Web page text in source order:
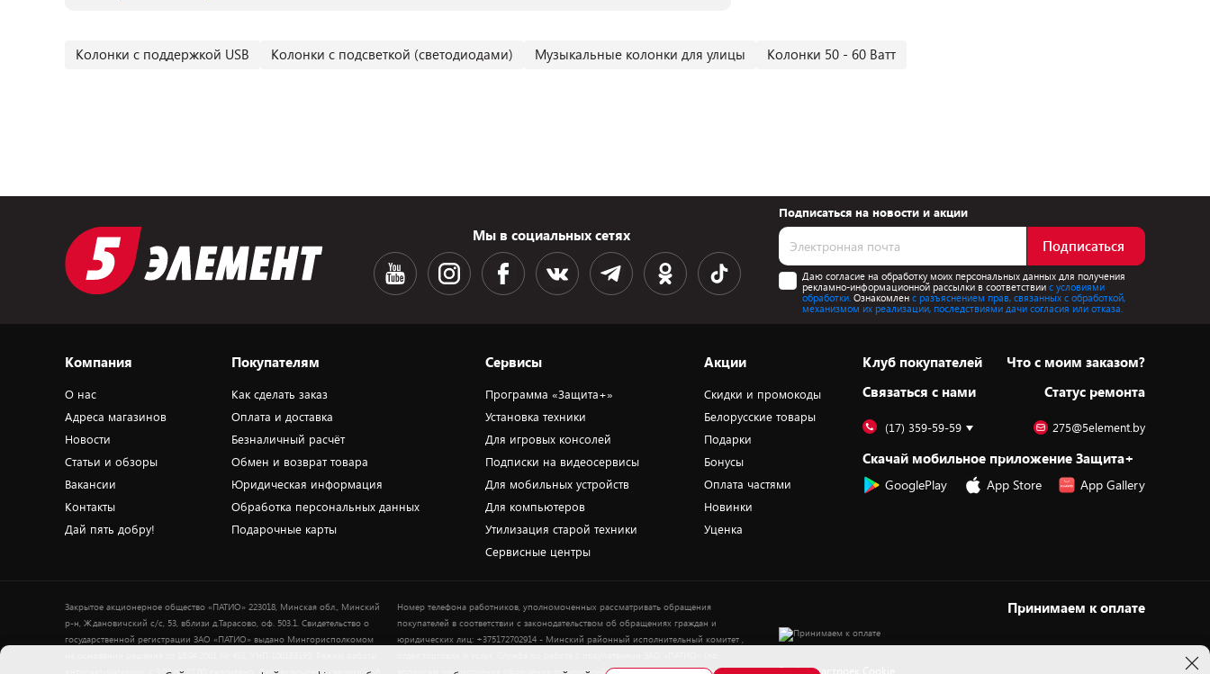
Колонки с поддержкой USB Колонки с подсветкой (светодиодами) Музыкальные колонки для улицы Колонки 50 - 60 Ватт
Мы в социальных сетях
Подписаться на новости и акции
Подписаться
Даю согласие на обработку моих персональных данных для получения
рекламно-информационной рассылки в соответствиис условиями
обработки. Ознакомлен с разъяснением прав, связанных с обработкой,
механизмом их реализации, последствиями дачи согласия или отказа.
Компания
О нас
Адреса магазинов
Новости
Статьи и обзоры
Вакансии
Контакты
Дай пять добру!
Покупателям
Как сделать заказ
Оплата и доставка
Безналичный расчёт
Обмен и возврат товара
Юридическая информация
Обработка персональных данных
Подарочные карты
Сервисы
Программа «Защита+»
Установка техники
Для игровых консолей
Подписки на видеосервисы
Для мобильных устройств
Для компьютеров
Утилизация старой техники
Сервисные центры
Акции
Скидки и промокоды
Белорусские товары
Подарки
Бонусы
Оплата частями
Новинки
Уценка
Клуб покупателей
Cвязаться с нами
Что с моим заказом?
Статус ремонта
(17) 359-59-59 275@5element.by
Скачай мобильное приложение Защита+
GooglePlay App Store App Gallery
Закрытое акционерное общество «ПАТИО» 223018, Минская обл., Минский
р-н, Ждановичский с/с, 53, вблизи д.Тарасово, оф. 503.1. Свидетельство о
государственной регистрации ЗАО «ПАТИО» выдано Мингорисполкомом
Номер телефона работников, уполномоченных рассматривать обращения
покупателей в соответствии с законодательством об обращениях граждан и
юридических лиц: +375172702914 - Минский районный исполнительный комитет ,
Принимаем к оплате
Выбор настроек Cookie